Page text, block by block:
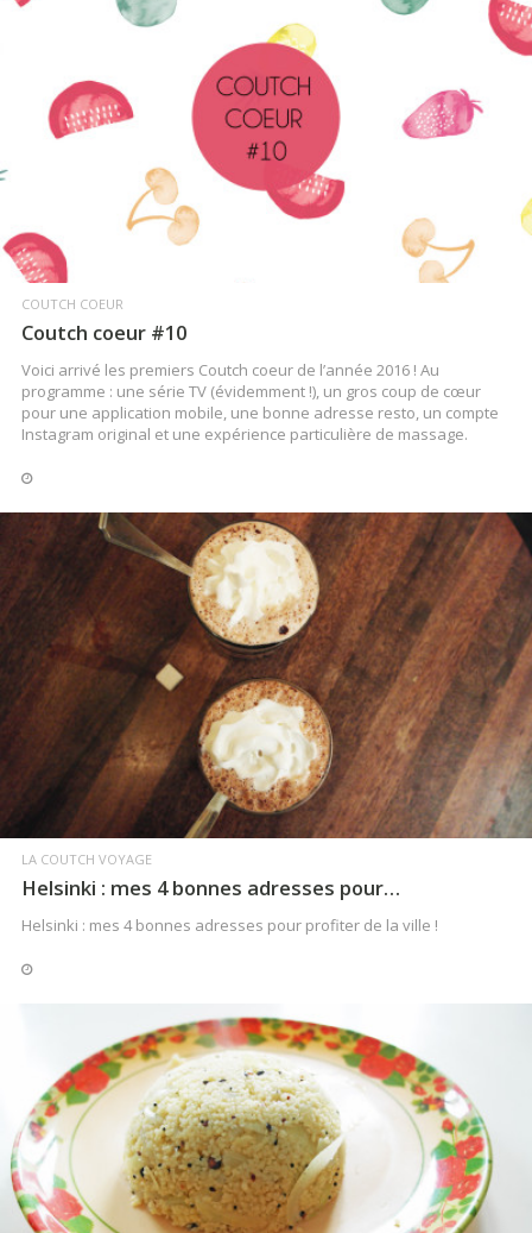
LIRE LA SUITE
COUTCH COEUR
Coutch coeur #10
Voici arrivé les premiers Coutch coeur de l’année 2016 ! Au
programme : une série TV (évidemment !), un gros coup de cœur
pour une application mobile, une bonne adresse resto, un compte
Instagram original et une expérience particulière de massage.
LIRE LA SUITE
LA COUTCH VOYAGE
Helsinki : mes 4 bonnes adresses pour…
Helsinki : mes 4 bonnes adresses pour profiter de la ville !
LIRE LA SUITE